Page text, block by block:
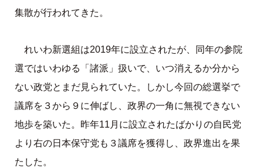
集散が行われてきた。
れいわ新選組は2019年に設立されたが、同年の参院
選ではいわゆる「諸派」扱いで、いつ消えるか分から
ない政党とまだ見られていた。しかし今回の総選挙で
議席を３から９に伸ばし、政界の一角に無視できない
地歩を築いた。昨年11月に設立されたばかりの自民党
より右の日本保守党も３議席を獲得し、政界進出を果
たした。